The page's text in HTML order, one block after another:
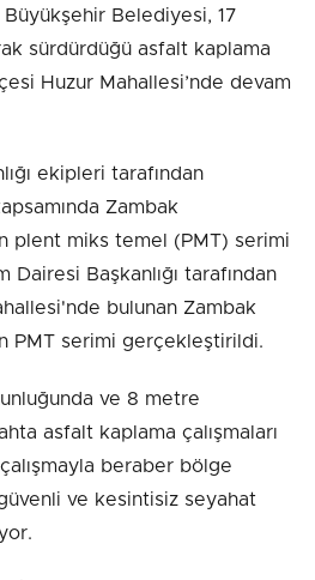
Büyükşehir Belediyesi, 17
sürdürdüğü asfalt kaplama
Huzur Mahallesi’nde devam
ekipleri tarafından
Zambak
plent miks temel (PMT) serimi
Dairesi Başkanlığı tarafından
bulunan Zambak
PMT serimi gerçekleştirildi.
ve 8 metre
asfalt kaplama çalışmaları
beraber bölge
ve kesintisiz seyahat